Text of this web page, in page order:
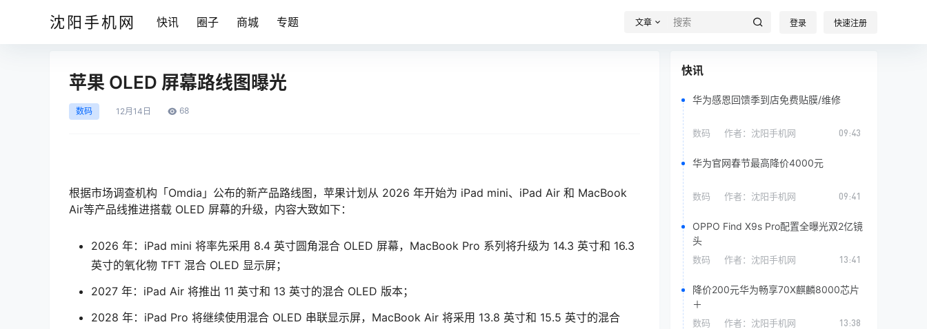
沈阳手机网 快讯 圈子 商城 专题 文章 登录 快速注册
苹果 OLED 屏幕路线图曝光
数码 12月 14日 68
根据市场调查机构「Omdia」公布的新产品路线图，苹果计划从 2026 年开始为 iPad mini、iPad Air 和 MacBook
Air等产品线推进搭载 OLED 屏幕的升级，内容大致如下：
2026 年：iPad mini 将率先采用 8.4 英寸圆角混合 OLED 屏幕，MacBook Pro 系列将升级为 14.3 英寸和 16.3
英寸的氧化物 TFT 混合 OLED 显示屏；
2027 年：iPad Air 将推出 11 英寸和 13 英寸的混合 OLED 版本；
2028 年：iPad Pro 将继续使用混合 OLED 串联显示屏，MacBook Air 将采用 13.8 英寸和 15.5 英寸的混合
快讯
华为感恩回馈季到店免费贴膜/维修
数码 作者： 沈阳手机网 09:43
华为官网春节最高降价4000元
数码 作者： 沈阳手机网 09:41
OPPO Find X9s Pro配置全曝光双2亿镜
头
数码 作者： 沈阳手机网 13:41
降价200元华为畅享70X麒麟8000芯片
＋
数码 作者： 沈阳手机网 13:38